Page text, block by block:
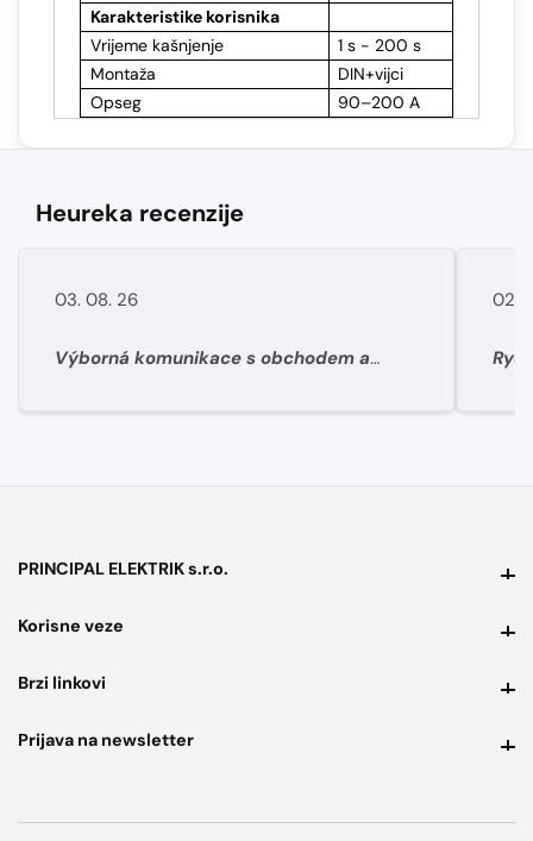
Karakteristike korisnika
Vrijeme kašnjenje
1 s - 200 s
Montaža
DIN+vijci
Opseg
90–200 A
Heureka recenzije
03. 08. 26
Výborná komunikace s obchodem a
02.
PRINCIPAL ELEKTRIK s.r.o.PRINCIPAL ELEKTRIK s.r.o.
Korisne veze
Brzi linkovi
Prijava na newsletterPrijava na newsletter